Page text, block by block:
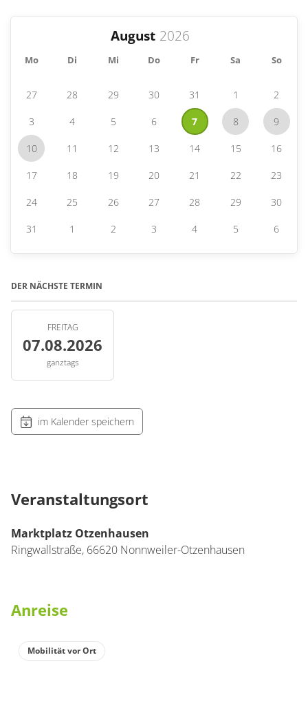
August
Mo Di Mi Do Fr Sa So
27 28 29 30 31 1 2
3 4 5 6 7 8 9
10 11 12 13 14 15 16
17 18 19 20 21 22 23
24 25 26 27 28 29 30
31 1 2 3 4 5 6
DER NÄCHSTE TERMIN
FREITAG
07.08.2026
ganztags
im Kalender speichern
Veranstaltungsort
Marktplatz Otzenhausen
Ringwallstraße, 66620 Nonnweiler-Otzenhausen
Anreise
Mobilität vor Ort